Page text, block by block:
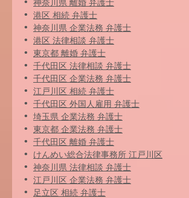
神奈川県 離婚 弁護士
港区 相続 弁護士
神奈川県 企業法務 弁護士
港区 法律相談 弁護士
東京都 離婚 弁護士
千代田区 法律相談 弁護士
千代田区 企業法務 弁護士
江戸川区 相続 弁護士
千代田区 外国人雇用 弁護士
埼玉県 企業法務 弁護士
東京都 企業法務 弁護士
千代田区 離婚 弁護士
けんめい総合法律事務所 江戸川区
神奈川県 法律相談 弁護士
江戸川区 企業法務 弁護士
足立区 相続 弁護士